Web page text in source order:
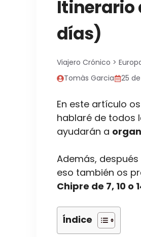
Itinerario
días)
Viajero Crónico >
Tomàs Garcia
25
En este artículo
hablaré de todos
ayudarán a
Además,
eso también os
Chipre de 7, 10 o
Índice